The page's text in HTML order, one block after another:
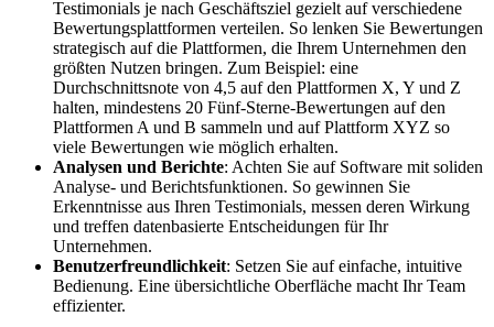
Testimonials je nach Geschäftsziel gezielt auf verschiedene
Bewertungsplattformen verteilen. So lenken Sie Bewertungen
strategisch auf die Plattformen, die Ihrem Unternehmen den
größten Nutzen bringen. Zum Beispiel: eine
Durchschnittsnote von 4,5 auf den Plattformen X, Y und Z
halten, mindestens 20 Fünf-Sterne-Bewertungen auf den
Plattformen A und B sammeln und auf Plattform XYZ so
viele Bewertungen wie möglich erhalten.
Analysen und Berichte: Achten Sie auf Software mit soliden
Analyse- und Berichtsfunktionen. So gewinnen Sie
Erkenntnisse aus Ihren Testimonials, messen deren Wirkung
und treffen datenbasierte Entscheidungen für Ihr
Unternehmen.
Benutzerfreundlichkeit: Setzen Sie auf einfache, intuitive
Bedienung. Eine übersichtliche Oberfläche macht Ihr Team
effizienter.